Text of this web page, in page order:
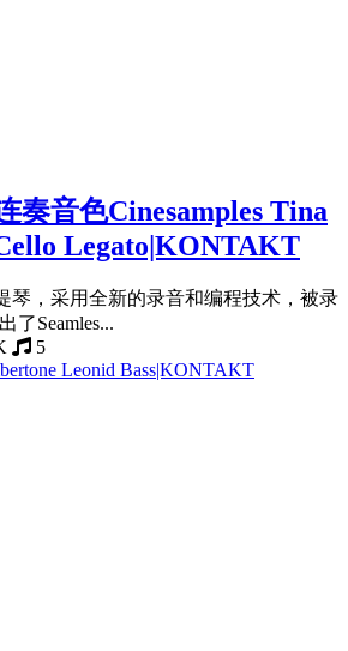
奏音色Cinesamples Tina
Legato|KONTAKT
琴，采用全新的录音和编程技术，被录
了Seamles...
5